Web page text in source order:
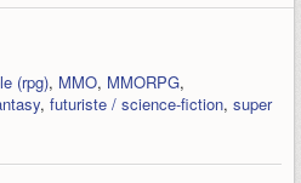
(rpg), MMO, MMORPG,
, futuriste / science-fiction, super